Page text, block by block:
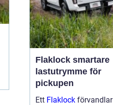
Flaklock smartare
lastutrymme för
pickupen
Ett Flaklock förvandlar